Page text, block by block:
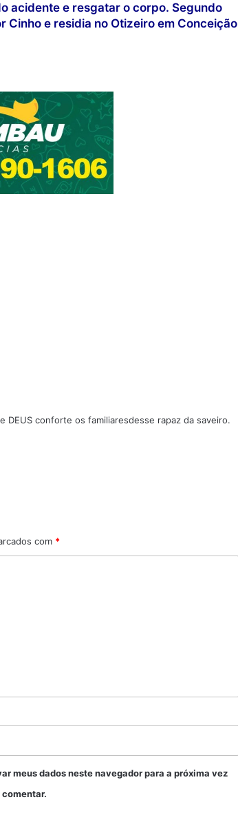
acidente e resgatar o corpo. Segundo
Cinho e residia no Otizeiro em Conceição
DEUS conforte os familiaresdesse rapaz da saveiro.
com *
meus dados neste navegador para a próxima vez
comentar.